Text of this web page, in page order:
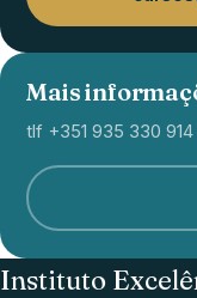
Mais
tlf +351 935 330
Instituto